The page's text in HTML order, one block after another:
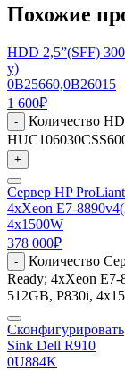
Похожие
HDD 2,5”(SFF)
у)
0B25660,0B26015
1 600₽
-
Количество
+
Сервер HP
4xXeon E7-
4x1500W
378 000₽
-
Количество
Ready; 4xXeon E7-
512GB, P830i,
Сконфигурировать
Sink Dell R910
0U884K